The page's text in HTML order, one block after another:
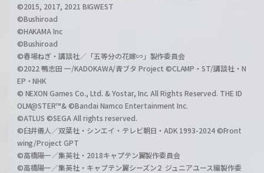
©2015, 2017, 2021 BIGWEST
©Bushiroad
©HAKAMA Inc
©Bushiroad
©春場ねぎ・講談社／「五等分の花嫁∽」製作委員会
©2022 鴨志田 一/KADOKAWA/青ブタ Project ©CLAMP・ST/講談社・N
EP・NHK
© NEXON Games Co., Ltd. & Yostar, Inc. All Rights Reserved. THE ID
OLM@STER™& ©Bandai Namco Entertainment Inc.
©ATLUS ©SEGA All rights reserved.
©臼井儀人／双葉社・シンエイ・テレビ朝日・ADK 1993-2024 ©Front
wing/Project GPT
©高橋陽一／集英社・2018キャプテン翼製作委員会
©高橋陽一／集英社・キャプテン翼シーズン２ ジュニアユース編製作委